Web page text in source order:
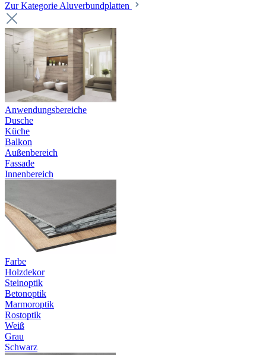
Zur Kategorie Aluverbundplatten
Anwendungsbereiche
Dusche
Küche
Balkon
Außenbereich
Fassade
Innenbereich
Farbe
Holzdekor
Steinoptik
Betonoptik
Marmoroptik
Rostoptik
Weiß
Grau
Schwarz